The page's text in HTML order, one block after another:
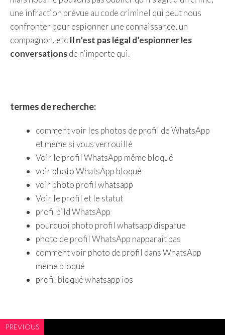
une infraction prévue au code criminel qui peut nous
confronter pour espionner une connaissance, un
compagnon, etc Il n’est pas légal d’espionner les
conversationsde n’importe qui.
termes de recherche:
comment voir les photos de profil de WhatsApp
et même si vous verrouillé
Voir le profil WhatsApp même bloqué
voir photo WhatsApp bloqué
voir photo profil whatsapp
Voir le profil et le statut
profilbild WhatsApp
pourquoi photo profil whatsapp disparue
photo de profil WhatsApp napparaît pas
comment voir photo de profil dans WhatsApp
même bloqué
profil bloqué whatsapp ios
PREVIOUS